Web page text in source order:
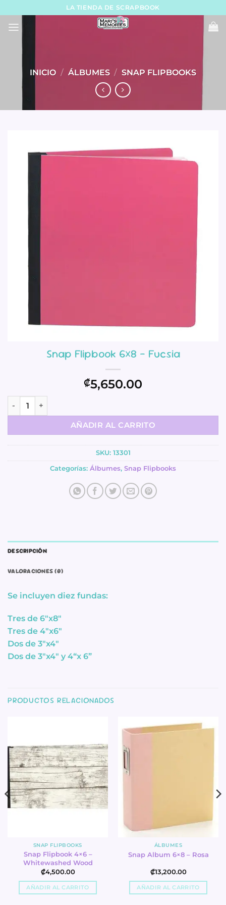
to
content
LA TIENDA DE SCRAPBOOK
INICIO / ÁLBUMES / SNAP FLIPBOOKS
Snap Flipbook 6×8 – Fucsia
₡5,650.00
Snap Flipbook 6x8 - Fucsia cantidad
AÑADIR AL CARRITO
SKU: 13301
Categorías: Álbumes, Snap Flipbooks
DESCRIPCIÓN
VALORACIONES (0)
Se incluyen diez fundas:
Tres de 6″x8″
Tres de 4″x6″
Dos de 3″x4″
Dos de 3″x4″ y 4“x 6”
PRODUCTOS RELACIONADOS
SNAP FLIPBOOKS
Snap Flipbook 4×6 –
Whitewashed Wood
₡4,500.00
AÑADIR AL CARRITO
ÁLBUMES
Snap Album 6×8 – Rosa
₡13,200.00
AÑADIR AL CARRITO